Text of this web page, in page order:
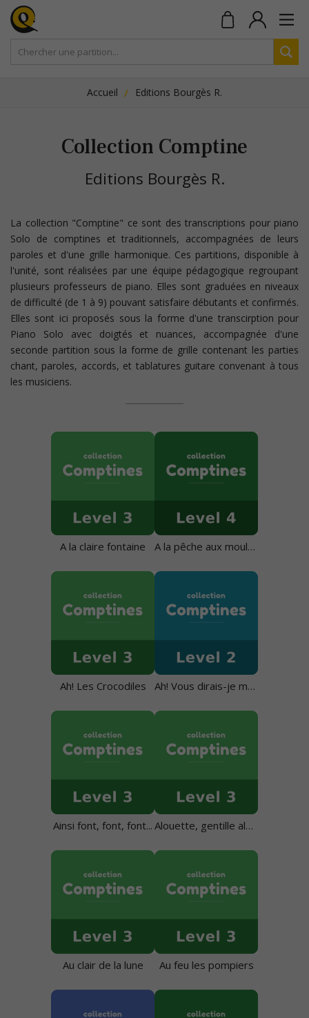
Accueil Editions Bourgès R.
Collection Comptine
Editions Bourgès R.
La collection "Comptine" ce sont des transcriptions pour piano
Solo de comptines et traditionnels, accompagnées de leurs
paroles et d'une grille harmonique. Ces partitions, disponible à
l'unité, sont réalisées par une équipe pédagogique regroupant
plusieurs professeurs de piano. Elles sont graduées en niveaux
de difficulté (de 1 à 9) pouvant satisfaire débutants et confirmés.
Elles sont ici proposés sous la forme d'une transcirption pour
Piano Solo avec doigtés et nuances, accompagnée d'une
seconde partition sous la forme de grille contenant les parties
chant, paroles, accords, et tablatures guitare convenant à tous
les musiciens.
A la claire fontaine A la pêche aux moules
Ah! Les Crocodiles Ah! Vous dirais-je maman
Ainsi font, font, font... Alouette, gentille alouette
Au clair de la lune Au feu les pompiers